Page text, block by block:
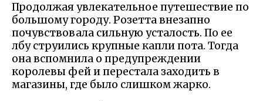
Продолжая увлекательное путешествие по
большому городу. Розетта внезапно
почувствовала сильную усталость. По ее
лбу струились крупные капли пота. Тогда
она вспомнила о предупреждении
королевы фей и перестала заходить в
магазины, где было слишком жарко.